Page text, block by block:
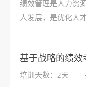
绩效管理是人力资
人发展，是优化人
基于战略的绩效
培训天数：2天